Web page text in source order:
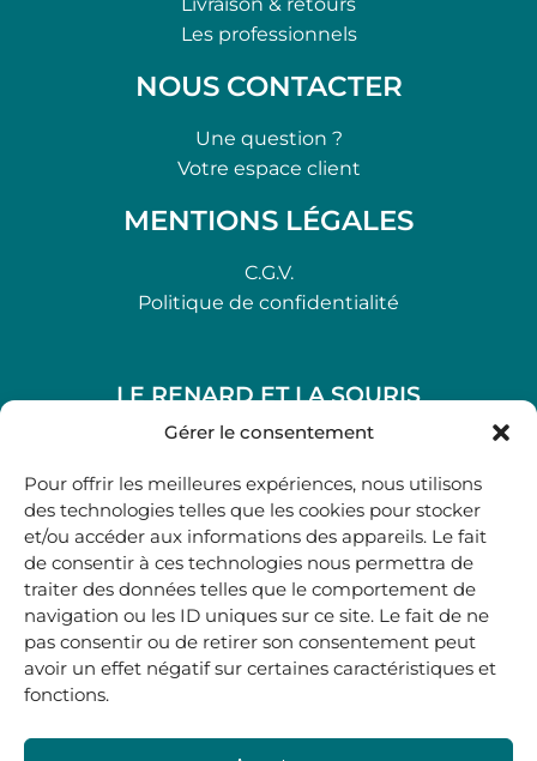
Gérer le consentement
Pour offrir les meilleures expériences, nous utilisons
des technologies telles que les cookies pour stocker
et/ou accéder aux informations des appareils. Le fait
de consentir à ces technologies nous permettra de
traiter des données telles que le comportement de
navigation ou les ID uniques sur ce site. Le fait de ne
pas consentir ou de retirer son consentement peut
avoir un effet négatif sur certaines caractéristiques et
fonctions.
Les professionnels
NOUS CONTACTER
Une question ?
Votre espace client
MENTIONS LÉGALES
C.G.V.
Politique de confidentialité
LE RENARD ET LA SOURIS
48, rue Maubec 33210 LANGON
05 40 41 37 18
.
MARDI AU SAMEDI
10H00-12H45 | 14H00 -19H00
boutique@lerenardetlasouris.com